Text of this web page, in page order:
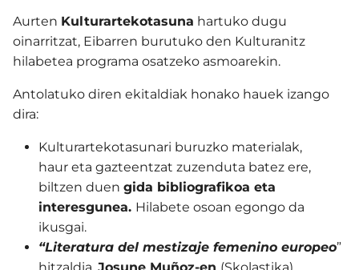
Aurten Kulturartekotasuna hartuko dugu
oinarritzat, Eibarren burutuko den Kulturanitz
hilabetea programa osatzeko asmoarekin.
Antolatuko diren ekitaldiak honako hauek izango
dira:
Kulturartekotasunari buruzko materialak,
haur eta gazteentzat zuzenduta batez ere,
biltzen duen gida bibliografikoa eta
interesgunea. Hilabete osoan egongo da
ikusgai.
“Literatura del mestizaje femenino europeo”
hitzaldia, Josune Muñoz-en (Skolastika)